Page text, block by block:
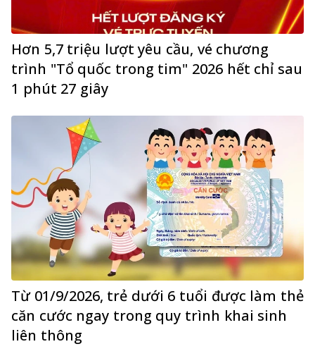
Hơn 5,7 triệu lượt yêu cầu, vé chương
trình "Tổ quốc trong tim" 2026 hết chỉ sau
1 phút 27 giây
Từ 01/9/2026, trẻ dưới 6 tuổi được làm thẻ
căn cước ngay trong quy trình khai sinh
liên thông